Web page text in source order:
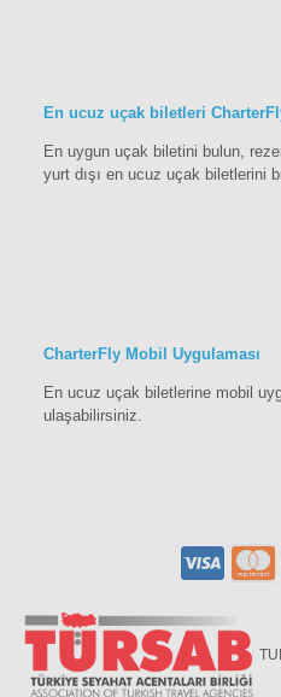
En ucuz uçak biletleri
En uygun uçak biletini bulun,
yurt dışı en ucuz uçak biletlerini
CharterFly Mobil Uygulaması
En ucuz uçak biletlerine mobil
ulaşabilirsiniz.